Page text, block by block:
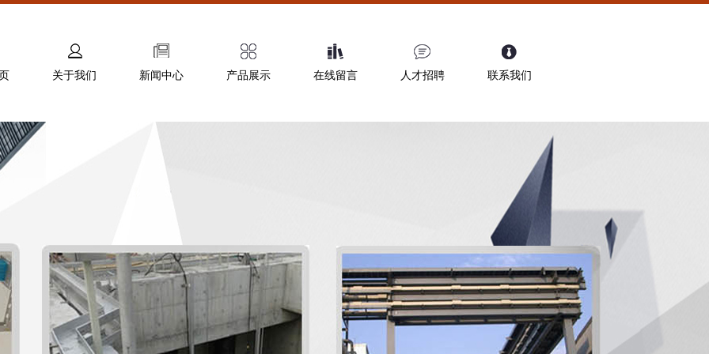
关于我们 新闻中心 产品展示 在线留言 人才招聘 联系我们